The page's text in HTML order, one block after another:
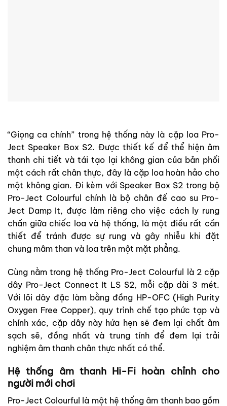
“Giọng ca chính” trong hệ thống này là cặp loa Pro-
Ject Speaker Box S2. Được thiết kế để thể hiện âm
thanh chi tiết và tái tạo lại không gian của bản phối
một cách rất chân thực, đây là cặp loa hoàn hảo cho
một không gian. Đi kèm với Speaker Box S2 trong bộ
Pro-Ject Colourful chính là bộ chân đế cao su Pro-
Ject Damp It, được làm riêng cho việc cách ly rung
chấn giữa chiếc loa và hệ thống, là một điều rất cần
thiết để tránh được sự rung và gây nhiễu khi đặt
chung mâm than và loa trên một mặt phẳng.
Cùng nằm trong hệ thống Pro-Ject Colourful là 2 cặp
dây Pro-Ject Connect It LS S2, mỗi cặp dài 3 mét.
Với lõi dây đặc làm bằng đồng HP-OFC (High Purity
Oxygen Free Copper), quy trình chế tạo phức tạp và
chính xác, cặp dây này hứa hẹn sẽ đem lại chất âm
sạch sẽ, đồng nhất và trung tính để đem lại trải
nghiệm âm thanh chân thực nhất có thể.
Hệ thống âm thanh Hi-Fi hoàn chỉnh cho
người mới chơi
Pro-Ject Colourful là một hệ thống âm thanh bao gồm